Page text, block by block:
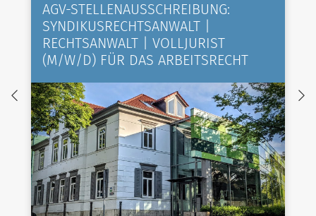
AGV-STELLENAUSSCHREIBUNG:
SYNDIKUSRECHTSANWALT |
RECHTSANWALT | VOLLJURIST
(M/W/D) FÜR DAS ARBEITSRECHT